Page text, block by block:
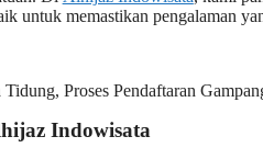
untuk memastikan pengalaman
Indowisata